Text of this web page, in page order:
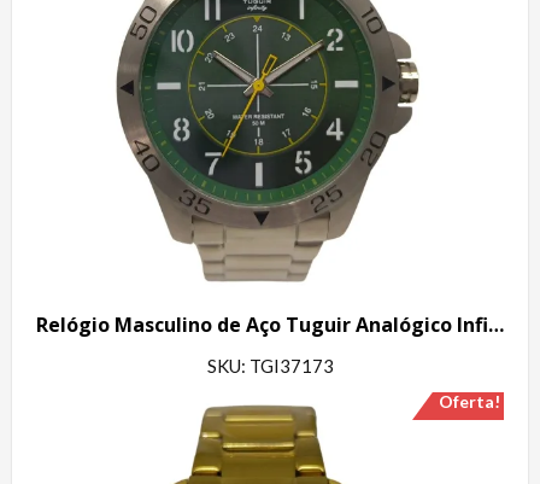
Relógio Masculino de Aço Tuguir Analógico Infinity 9167F Prata e Verde e Amarelo
SKU: TGI37173
Oferta!